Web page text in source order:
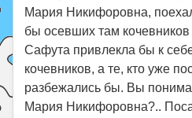
Мария Никифоровна,
бы осевших там кочевников
Сафута привлекла бы к
кочевников, а те, кто уже
разбежались бы. Вы
Мария Никифоровна?..